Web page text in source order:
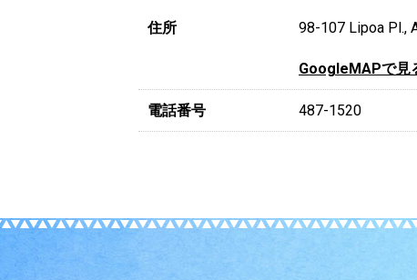
住所 98-107 Lipoa Pl.,
GoogleMAPで見
電話番号 487-1520